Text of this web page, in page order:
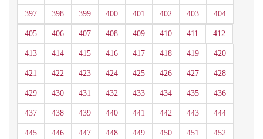
397 398 399 400 401 402 403 404
405 406 407 408 409 410 411 412
413 414 415 416 417 418 419 420
421 422 423 424 425 426 427 428
429 430 431 432 433 434 435 436
437 438 439 440 441 442 443 444
445 446 447 448 449 450 451 452